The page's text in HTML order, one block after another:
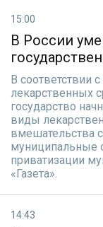
15:00
В России
В соответствии
лекарственных
государство
виды
вмешательства
муниципальные
приватизации
«Газета».
14:43